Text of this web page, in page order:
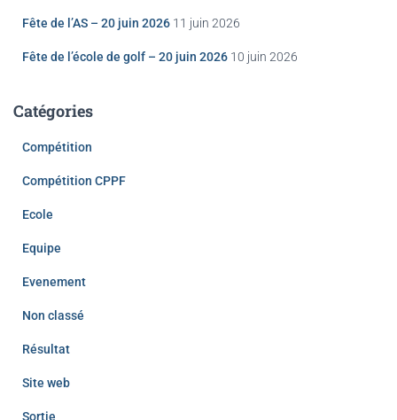
Fête de l’AS – 20 juin 2026 11 juin 2026
Fête de l’école de golf – 20 juin 2026 10 juin 2026
Catégories
Compétition
Compétition CPPF
Ecole
Equipe
Evenement
Non classé
Résultat
Site web
Sortie